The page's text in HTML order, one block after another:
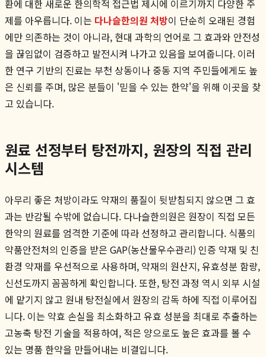
환에 대한 새로운 한의학적 접근법 제시에 이르기까지 다양한 주
제를 아우릅니다. 이는 다나슬한의원 처방이 단순히 오래된 경험
에만 의존하는 것이 아니라, 현대 과학의 언어로 그 효과와 안전성
을 끊임없이 검증하고 발전시켜 나가고 있음을 보여줍니다. 이러
한 연구 기반의 진료는 부천 상동이나 중동 지역 주민들에게도 높
은 신뢰를 주며, 많은 분들이 '믿을 수 있는 한약'을 위해 이곳을 찾
고 있습니다.
원료 선정부터 탕전까지, 원장의 직접 관리
시스템
아무리 좋은 처방이라도 약재의 품질이 뒷받침되지 않으면 그 효
과는 반감될 수밖에 없습니다. 다나슬한의원은 원장이 직접 모든
한약의 원료를 엄격한 기준에 따라 선정하고 관리합니다. 식품의
약품안전처의 인증을 받은 GAP(농산물우수관리) 인증 약재 및 친
환경 약재를 우선적으로 사용하며, 약재의 원산지, 유효성분 함량,
신선도까지 꼼꼼하게 확인합니다. 또한, 탕전 과정 역시 외부 시설
에 맡기지 않고 원내 탕전실에서 원장의 감독 하에 직접 이루어집
니다. 이는 약효 손실을 최소화하고 유효 성분을 최대로 추출하는
고농축 탕전 기술을 적용하여, 적은 양으로도 높은 효과를 볼 수
있는 명품 한약을 만들어내는 비결입니다.